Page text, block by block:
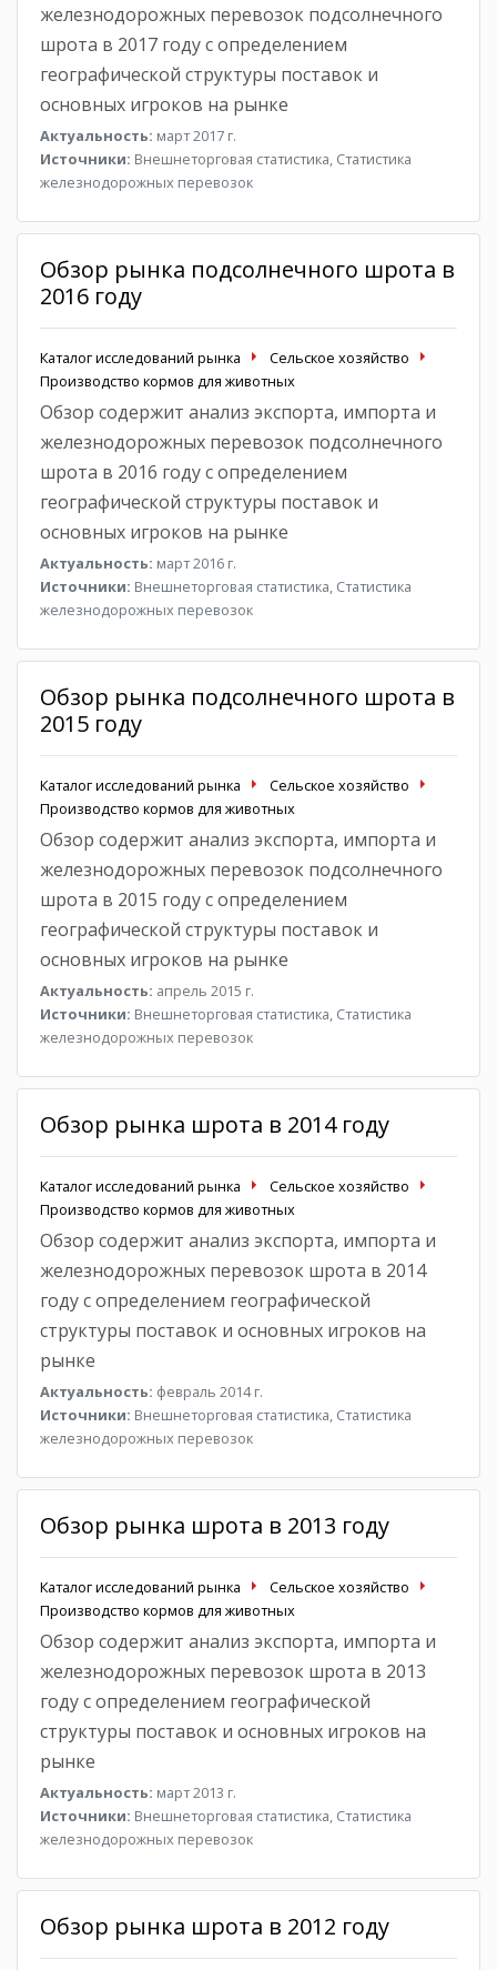
железнодорожных перевозок подсолнечного
шрота в 2017 году с определением
географической структуры поставок и
основных игроков на рынке
Актуальность: март 2017 г.
Источники: Внешнеторговая статистика, Статистика
железнодорожных перевозок
Обзор рынка подсолнечного шрота в
2016 году
Каталог исследований рынка
Сельское хозяйство
Производство кормов для животных
Обзор содержит анализ экспорта, импорта и
железнодорожных перевозок подсолнечного
шрота в 2016 году с определением
географической структуры поставок и
основных игроков на рынке
Актуальность: март 2016 г.
Источники: Внешнеторговая статистика, Статистика
железнодорожных перевозок
Обзор рынка подсолнечного шрота в
2015 году
Каталог исследований рынка
Сельское хозяйство
Производство кормов для животных
Обзор содержит анализ экспорта, импорта и
железнодорожных перевозок подсолнечного
шрота в 2015 году с определением
географической структуры поставок и
основных игроков на рынке
Актуальность: апрель 2015 г.
Источники: Внешнеторговая статистика, Статистика
железнодорожных перевозок
Обзор рынка шрота в 2014 году
Каталог исследований рынка
Сельское хозяйство
Производство кормов для животных
Обзор содержит анализ экспорта, импорта и
железнодорожных перевозок шрота в 2014
году с определением географической
структуры поставок и основных игроков на
рынке
Актуальность: февраль 2014 г.
Источники: Внешнеторговая статистика, Статистика
железнодорожных перевозок
Обзор рынка шрота в 2013 году
Каталог исследований рынка
Сельское хозяйство
Производство кормов для животных
Обзор содержит анализ экспорта, импорта и
железнодорожных перевозок шрота в 2013
году с определением географической
структуры поставок и основных игроков на
рынке
Актуальность: март 2013 г.
Источники: Внешнеторговая статистика, Статистика
железнодорожных перевозок
Обзор рынка шрота в 2012 году